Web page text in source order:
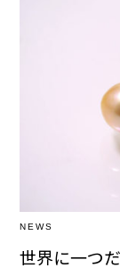
NEWS
世界に一つ